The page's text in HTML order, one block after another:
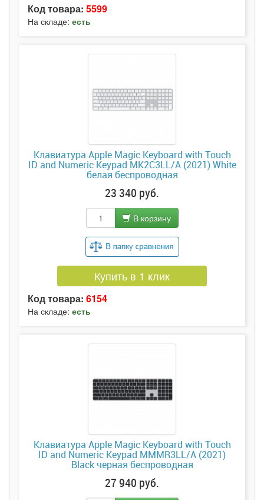
Код товара: 5599
На складе: есть
Клавиатура Apple Magic Keyboard with Touch
ID and Numeric Keypad MK2C3LL/A (2021) White
белая беспроводная
23 340 руб.
В корзину
Купить в 1 клик
Код товара: 6154
На складе: есть
Клавиатура Apple Magic Keyboard with Touch
ID and Numeric Keypad MMMR3LL/A (2021)
Black черная беспроводная
27 940 руб.